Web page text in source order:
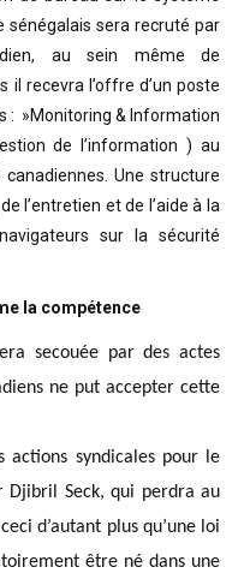
sénégalais sera recruté par
au sein même de
il recevra l’offre d’un poste
: »Monitoring & Information
de l’information ) au
Une structure
l’entretien et de l’aide à la
sur la sécurité
la compétence
secouée par des actes
ne put accepter cette
actions syndicales pour le
Djibril Seck, qui perdra au
d’autant plus qu’une loi
être né dans une